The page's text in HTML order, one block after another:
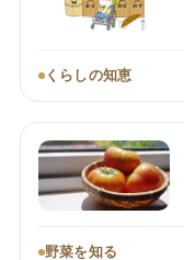
くらしの知恵
野菜を知る